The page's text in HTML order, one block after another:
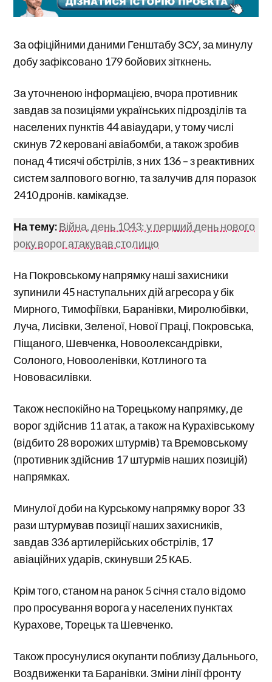
За офіційними даними Генштабу ЗСУ, за минулу
добу зафіксовано 179 бойових зіткнень.
За уточненою інформацією, вчора противник
завдав за позиціями українських підрозділів та
населених пунктів 44 авіаудари, у тому числі
скинув 72 керовані авіабомби, а також зробив
понад 4 тисячі обстрілів, з них 136 – з реактивних
систем залпового вогню, та залучив для поразок
2410 дронів. камікадзе.
На тему:Війна, день 1043: у перший день нового
року ворог атакував столицю
На Покровському напрямку наші захисники
зупинили 45 наступальних дій агресора у бік
Мирного, Тимофіївки, Баранівки, Миролюбівки,
Луча, Лисівки, Зеленої, Нової Праці, Покровська,
Піщаного, Шевченка, Новоолександрівки,
Солоного, Новооленівки, Котлиного та
Нововасилівки.
Також неспокійно на Торецькому напрямку, де
ворог здійснив 11 атак, а також на Курахівському
(відбито 28 ворожих штурмів) та Времовському
(противник здійснив 17 штурмів наших позицій)
напрямках.
Минулої доби на Курському напрямку ворог 33
рази штурмував позиції наших захисників,
завдав 336 артилерійських обстрілів, 17
авіаційних ударів, скинувши 25 КАБ.
Крім того, станом на ранок 5 січня стало відомо
про просування ворога у населених пунктах
Курахове, Торецьк та Шевченко.
Також просунулися окупанти поблизу Дальнього,
Воздвиженки та Баранівки. Зміни лінії фронту